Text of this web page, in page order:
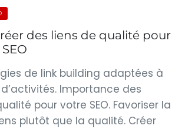
des liens de qualité pour
de link building adaptées à
Importance des
pour votre SEO. Favoriser la
plutôt que la qualité. Créer